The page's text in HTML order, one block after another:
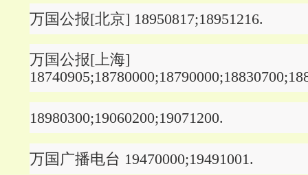
万国公报[北京] 18950817;18951216.
万国公报[上海]
18980300;19060200;19071200.
万国广播电台 19470000;19491001.